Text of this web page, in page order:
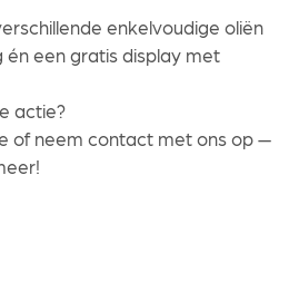
enkelvoudige oliën
een gratis display met
actie?
of neem contact met ons op —